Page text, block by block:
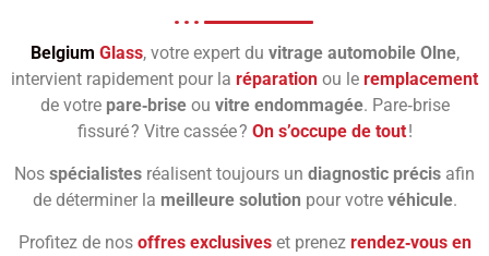
Belgium Glass, votre expert du vitrage automobile Olne,
intervient rapidement pour la réparation ou le remplacement
de votre pare‑briseou vitre endommagée. Pare‑brise
fissuré ? Vitre cassée ? On s’occupe de tout!
Nos spécialistes réalisent toujours un diagnostic précis afin
de déterminer la meilleure solution pour votre véhicule.
Profitez de nos offres exclusiveset prenez rendez‑vous en